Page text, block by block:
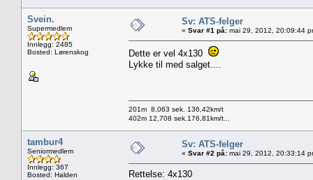
Svein.
Supermedlem
Innlegg: 2485
Bosted: Lørenskog
Sv: ATS-felger
« Svar #1 på: mai 29, 2012, 20:09:44
Dette er vel 4x130
Lykke til med salget....
201m 8,063 sek. 136,42km/t
402m 12,708 sek.176,81km/t...
tambur4
Seniormedlem
Innlegg: 367
Bosted: Halden
Sv: ATS-felger
« Svar #2 på: mai 29, 2012, 20:33:14
Rettelse: 4x130